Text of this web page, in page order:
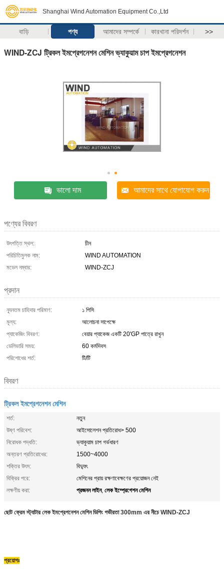
Shanghai Wind Automation Equipment Co.,Ltd
বাড়ি পণ্য আমাদের সম্পর্কে কারখানা পরিদর্শন >>
WIND-ZCJ ট্রিকল ইমপ্রেগনেশন মেশিন ভ্যাকুয়াম চাপ ইমপ্রেগনেশন
ভালো দাম আমাদের সাথে যোগাযোগ করুন
পণ্যের বিবরণ
উৎপত্তি স্থল:
চীন
পরিচিতিমুলক নাম:
WIND AUTOMATION
মডেল নম্বার:
WIND-ZCJ
প্রদান
ন্যূনতম চাহিদার পরিমাণ:
১ পিসি
মূল্য:
আলোচনা সাপেক্ষে
প্যাকেজিং বিবরণ:
বেয়ার প্যাকেজ একটি 20'GP পাত্রে রাখুন
ডেলিভারি সময়:
60 কর্মদিবস
পরিশোধের শর্ত:
টি/টি
বিবরণ
ট্রিকল ইমপ্রেগনেশন মেশিন
শর্ত:
নতুন
উষ্ণ পরিবেশ:
আইসোলেশন প্রতিরোধ> 500
নিরোধক পদ্ধতি:
ভ্যাকুয়াম চাপ গর্ভধারণ
অন্তরণ প্রতিরোধের:
1500~4000
শক্তির উৎস:
বিদ্যুৎ
বিক্রির পরে:
মেশিনের প্রায় রক্ষণাবেক্ষণের প্রয়োজন নেই
লক্ষণীয় করা:
প্রজনন লাইন, লেক ইম্প্রেগেশন মেশিন
ছোট ফ্রেম স্ট্যাটার লেক ইমপ্রেগনেশন মেশিন ডিপিং গভীরতা 300mm এর নীচে WIND-ZCJ
প্রয়োগঃ